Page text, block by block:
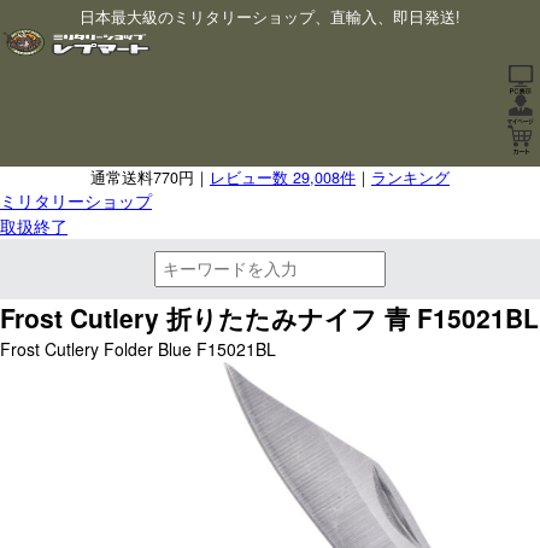
日本最大級のミリタリーショップ、直輸入、即日発送!
通常送料770円｜ レビュー数 29,008件 ｜ ランキング
ミリタリーショップ
取扱終了
Frost Cutlery 折りたたみナイフ 青 F15021BL
Frost Cutlery Folder Blue F15021BL